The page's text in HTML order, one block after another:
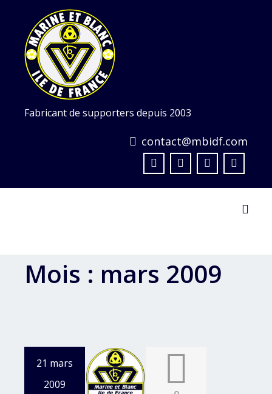
content
Fabricant de supporters depuis 2003
contact@mbidf.com
Mois : mars 2009
21 mars
2009